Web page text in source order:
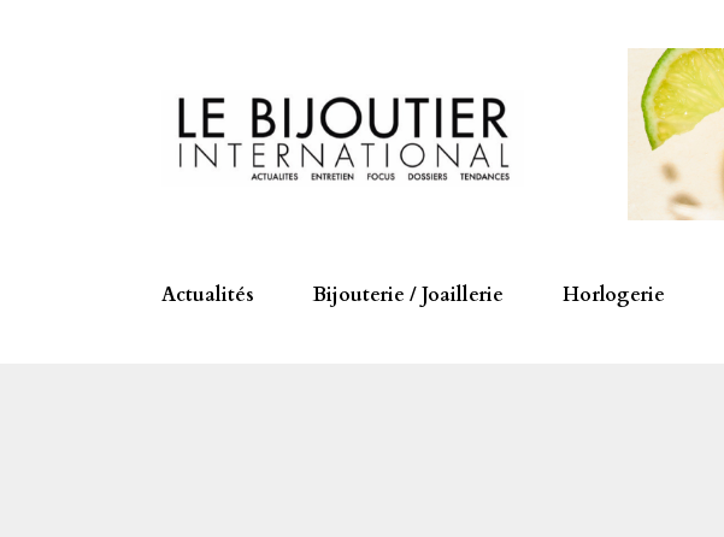
Actualités Bijouterie / Joaillerie Horlogerie